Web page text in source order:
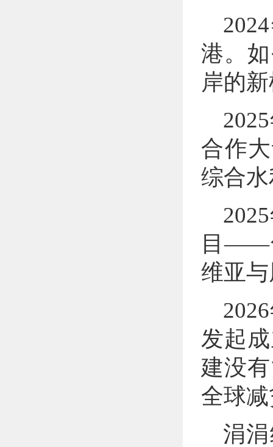
港。
岸的
合作
综合
目——
维亚
发起
建没
全球
涓